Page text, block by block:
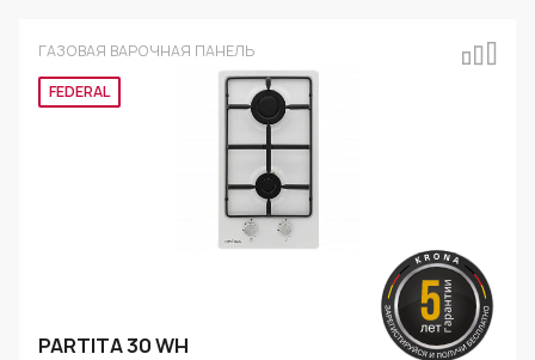
ГАЗОВАЯ ВАРОЧНАЯ ПАНЕЛЬ
Эксклюзив
PARTITA 30 WH